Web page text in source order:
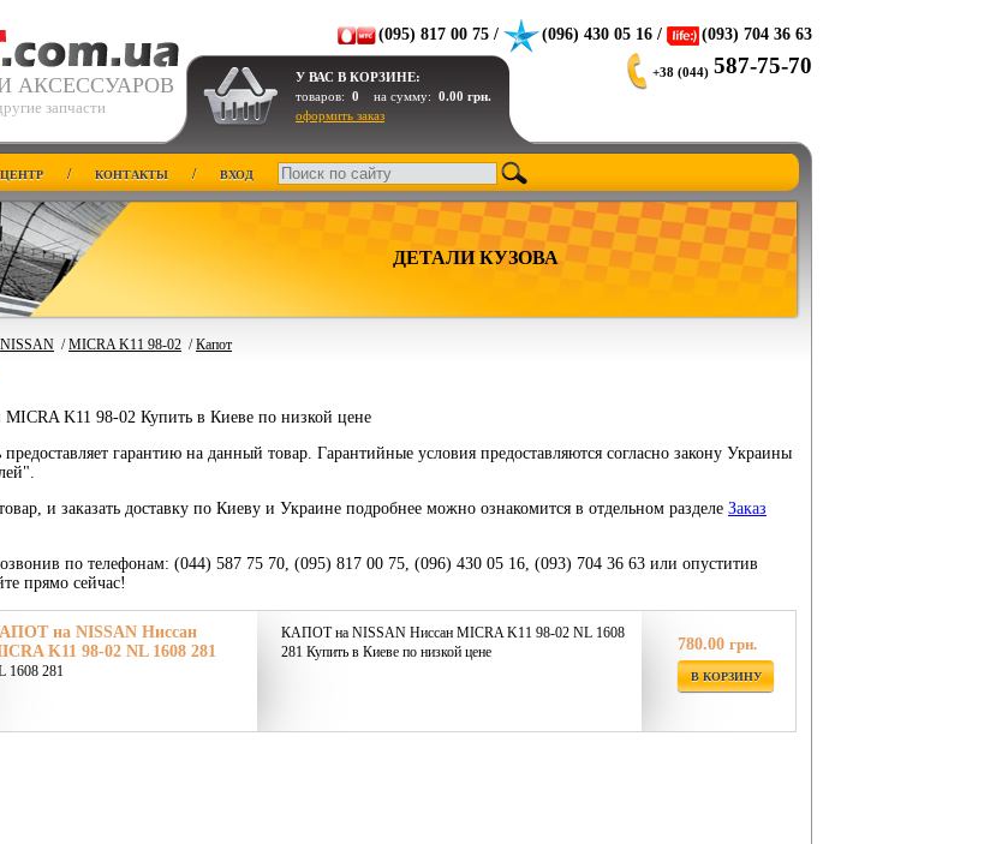
АКСЕССУАРОВ
запчасти
(095) 817 00 75 / (096) 430 05 16 / (093) 704 36 63
У ВАС В КОРЗИНЕ:
товаров: 0 на сумму: 0.00 грн.
оформить заказ
+38 (044) 587-75-70
/ КОНТАКТЫ / ВХОД
ДЕТАЛИ КУЗОВА
NISSAN /MICRA K11 98-02 /Капот
K11 98-02 Купить в Киеве по низкой цене
гарантию на данный товар. Гарантийные условия предоставляются согласно закону Украины
и заказать доставку по Киеву и Украине подробнее можно ознакомится в отдельном разделе Заказ
по телефонам: (044) 587 75 70, (095) 817 00 75, (096) 430 05 16, (093) 704 36 63 или опуститив
прямо сейчас!
на NISSAN Ниссан
K11 98-02 NL 1608 281
1608 281
КАПОТ на NISSAN Ниссан MICRA K11 98-02 NL 1608
281 Купить в Киеве по низкой цене
780.00 грн.
В КОРЗИНУ